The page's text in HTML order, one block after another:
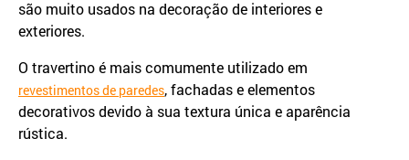
são muito usados na decoração de interiores e
exteriores.
O travertino é mais comumente utilizado em
revestimentos de paredes, fachadas e elementos
decorativos devido à sua textura única e aparência
rústica.